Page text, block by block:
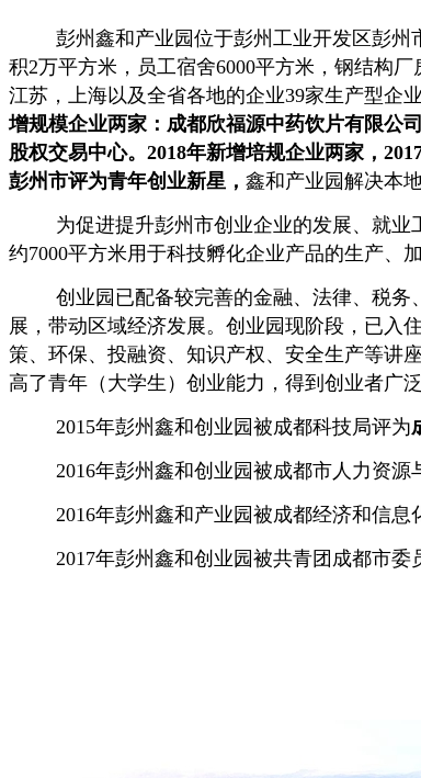
彭州鑫和产业园位于彭州工业开发区彭
积2万平方米，员工宿舍6000平方米，钢结构厂
江苏，上海以及全省各地的企业39家生产型企
增规模企业两家：成都欣福源中药饮片有限公
股权交易中心。 2018年新增培规企业两家，
彭州市评为青年创业新星， 鑫和产业园解决本
为促进提升彭州市创业企业的发展、就
约7000平方米用于科技孵化企业产品的生产、
创业园已配备较完善的金融、法律、税
展，带动区域经济发展。创业园现阶段，已入
策、环保、投融资、知识产权、安全生产等讲
高了青年（大学生）创业能力，得到创业者广泛
2015年彭州鑫和创业园被成都科技局评为
2016年彭州鑫和创业园被成都市人力资
2016年彭州鑫和产业园被成都经济和信息
2017年彭州鑫和创业园被共青团成都市委